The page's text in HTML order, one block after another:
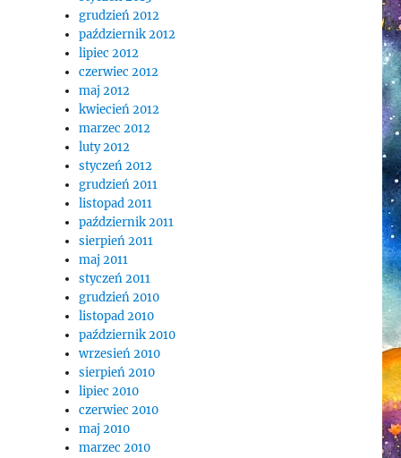
grudzień 2012
październik 2012
lipiec 2012
czerwiec 2012
maj 2012
kwiecień 2012
marzec 2012
luty 2012
styczeń 2012
grudzień 2011
listopad 2011
październik 2011
sierpień 2011
maj 2011
styczeń 2011
grudzień 2010
listopad 2010
październik 2010
wrzesień 2010
sierpień 2010
lipiec 2010
czerwiec 2010
maj 2010
marzec 2010